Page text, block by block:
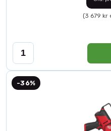
(3 679 kr
-36%